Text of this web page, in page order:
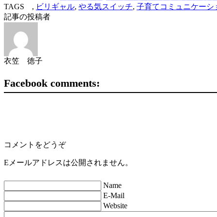
TAGS , ビリギャル, やる気スイッチ, 子育てコミュニケーシ
記事の投稿者
衣笠 徳子
Facebook comments:
コメントをどうぞ
Eメールアドレスは公開されません。
Name
E-Mail
Website